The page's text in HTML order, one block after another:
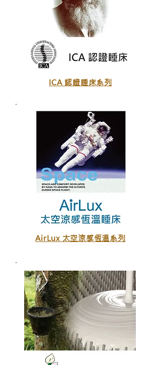
ICA 認證睡床系列
AirLux 太空涼感恆溫系列